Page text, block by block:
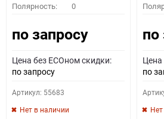
Полярность: 0
по запросу
Цена без ECOном скидки:
по запросу
Артикул: 55683
Нет в наличии
по
Цена
по